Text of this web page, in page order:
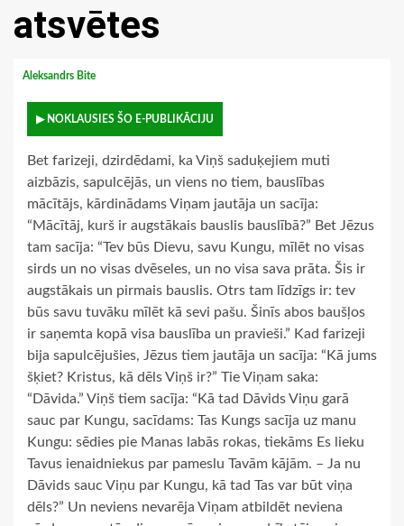
atsvētes
Aleksandrs Bite
▶ NOKLAUSIES ŠO E-PUBLIKĀCIJU
Bet farizeji, dzirdēdami, ka Viņš saduķejiem muti
aizbāzis, sapulcējās, un viens no tiem, bauslības
mācītājs, kārdinādams Viņam jautāja un sacīja:
“Mācītāj, kurš ir augstākais bauslis bauslībā?” Bet Jēzus
tam sacīja: “Tev būs Dievu, savu Kungu, mīlēt no visas
sirds un no visas dvēseles, un no visa sava prāta. Šis ir
augstākais un pirmais bauslis. Otrs tam līdzīgs ir: tev
būs savu tuvāku mīlēt kā sevi pašu. Šinīs abos baušļos
ir saņemta kopā visa bauslība un pravieši.” Kad farizeji
bija sapulcējušies, Jēzus tiem jautāja un sacīja: “Kā jums
šķiet? Kristus, kā dēls Viņš ir?” Tie Viņam saka:
“Dāvida.” Viņš tiem sacīja: “Kā tad Dāvids Viņu garā
sauc par Kungu, sacīdams: Tas Kungs sacīja uz manu
Kungu: sēdies pie Manas labās rokas, tiekāms Es lieku
Tavus ienaidniekus par pameslu Tavām kājām. – Ja nu
Dāvids sauc Viņu par Kungu, kā tad Tas var būt viņa
dēls?” Un neviens nevarēja Viņam atbildēt neviena